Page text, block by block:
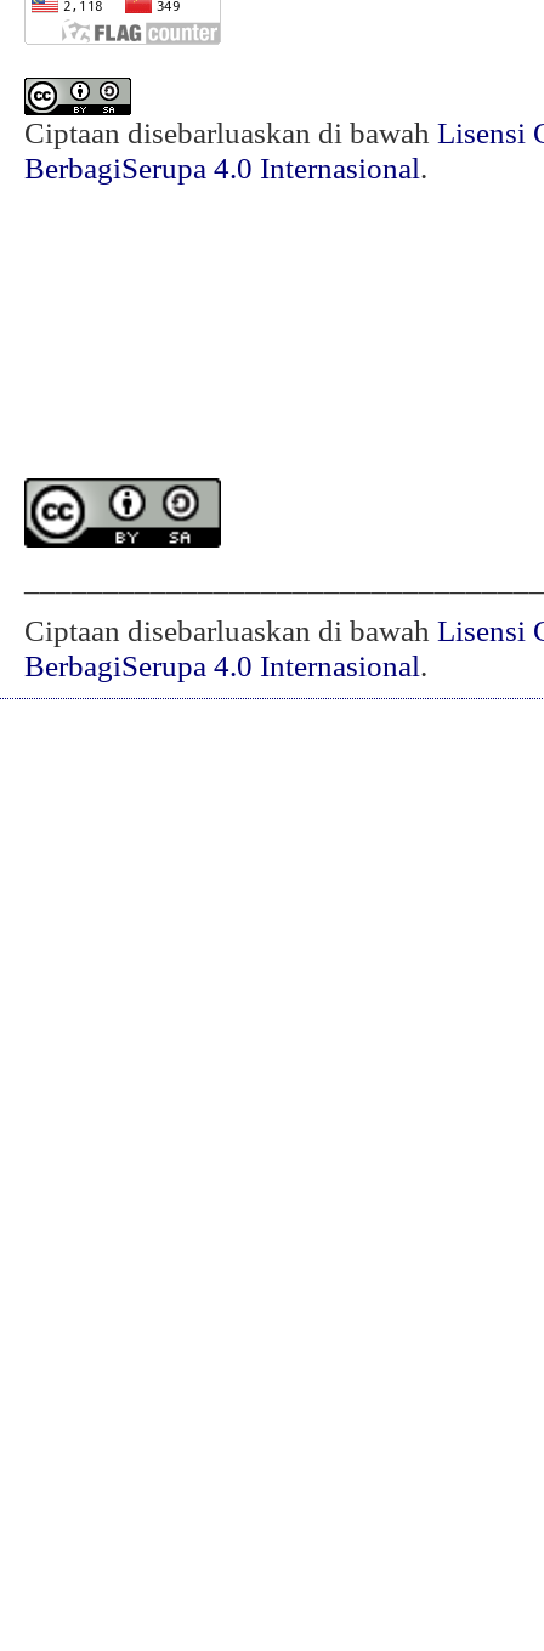
Ciptaan disebarluaskan di bawah Lisensi
BerbagiSerupa 4.0 Internasional.
Ciptaan disebarluaskan di bawah Lisensi
BerbagiSerupa 4.0 Internasional.